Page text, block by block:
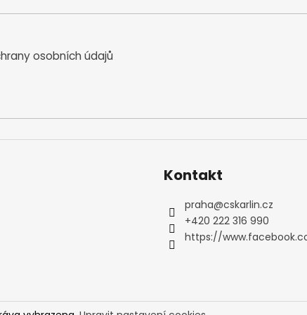
osobních údajů
Kontakt
praha@cskarlin.cz
+420 222 316 990
https://